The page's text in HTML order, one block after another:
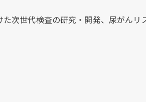
次世代検査の研究・開発、尿がんリ